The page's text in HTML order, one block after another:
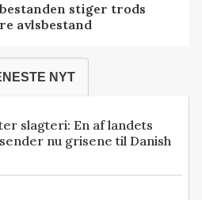
stiger trods
avlsbestand
NYT
slagteri: En af landets
nu grisene til Danish